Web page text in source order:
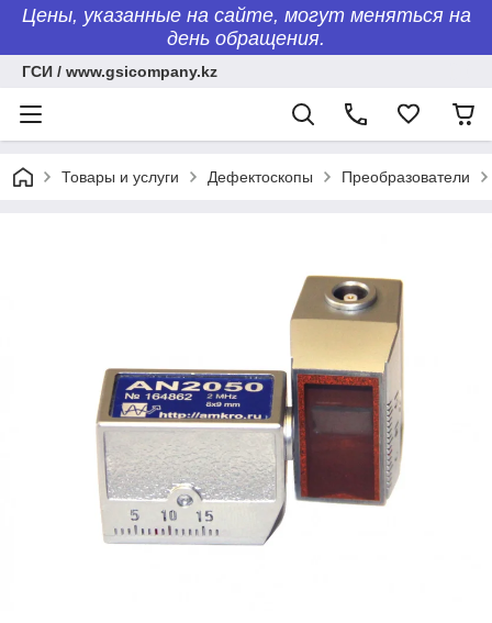
Цены, указанные на сайте, могут меняться на
день обращения.
ГСИ / www.gsicompany.kz
Товары и услуги Дефектоскопы Преобразователи